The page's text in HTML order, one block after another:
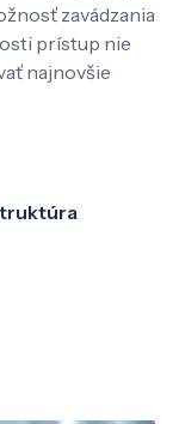
zavádzania
prístup nie
najnovšie